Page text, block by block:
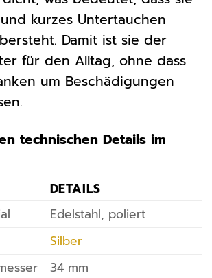
kurzes Untertauchen
Damit ist sie der
für den Alltag, ohne dass
um Beschädigungen
technischen Details im
DETAILS
Edelstahl, poliert
Silber
34 mm